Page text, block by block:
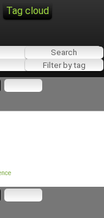
Tag cloud